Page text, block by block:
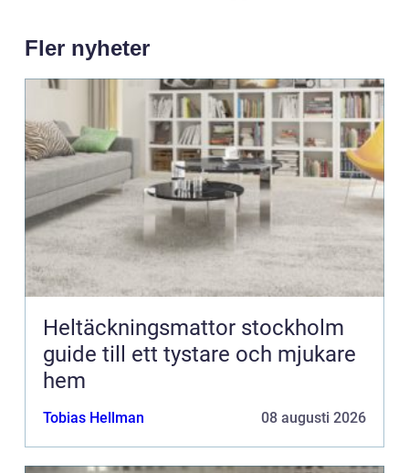
Fler nyheter
Heltäckningsmattor stockholm
guide till ett tystare och mjukare
hem
Tobias Hellman 08 augusti 2026